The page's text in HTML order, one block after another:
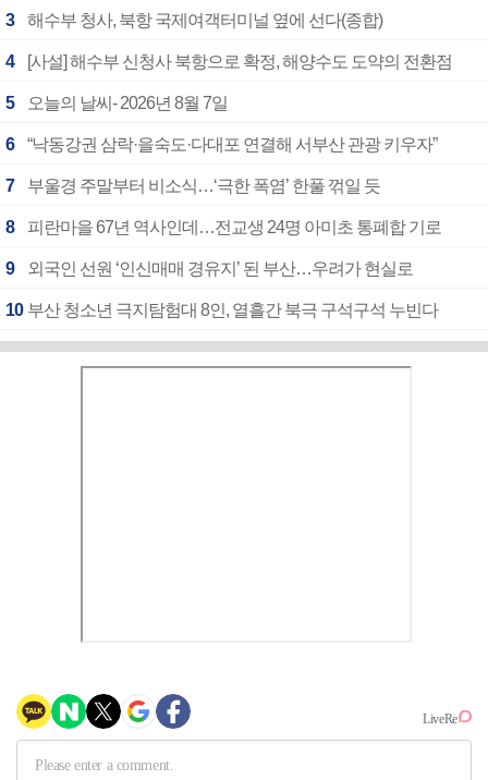
3 해수부 청사, 북항 국제여객터미널 옆에 선다(종합)
4 [사설] 해수부 신청사 북항으로 확정, 해양수도 도약의 전환점
5 오늘의 날씨- 2026년 8월 7일
6 “낙동강권 삼락·을숙도·다대포 연결해 서부산 관광 키우자”
7 부울경 주말부터 비소식…‘극한 폭염’ 한풀 꺾일 듯
8 피란마을 67년 역사인데…전교생 24명 아미초 통폐합 기로
9 외국인 선원 ‘인신매매 경유지’ 된 부산…우려가 현실로
10 부산 청소년 극지탐험대 8인, 열흘간 북극 구석구석 누빈다